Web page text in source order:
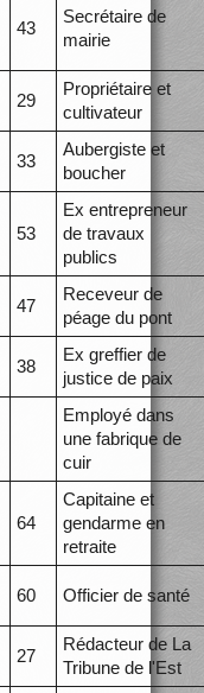
43
Secrétaire de
mairie
29
Propriétaire et
cultivateur
33
Aubergiste et
boucher
53
Ex entrepreneur
de travaux
publics
47
Receveur de
péage du pont
38
Ex greffier de
justice de paix
Employé dans
une fabrique de
cuir
64
Capitaine et
gendarme en
retraite
60 Officier de santé
27
Rédacteur de La
Tribune de l'Est